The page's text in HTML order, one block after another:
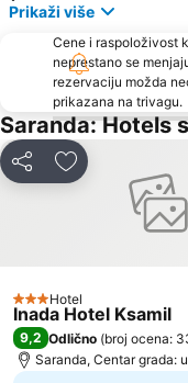
Kerasia
Acharavi
Ionian Academy
Alykes Potamou
Ekthesiako Kentro Kerkuras
Plazhi i Borshit
Prikaži više
Cene i raspoloživost
neprestano se
rezervaciju možda
prikazana na trivagu.
Saranda: Hotels
Deli Dodati u
3 Zvezdice
Hotel
Inada Hotel Ksamil
9,2 Odlično (broj ocena:
Saranda, Centar grada: